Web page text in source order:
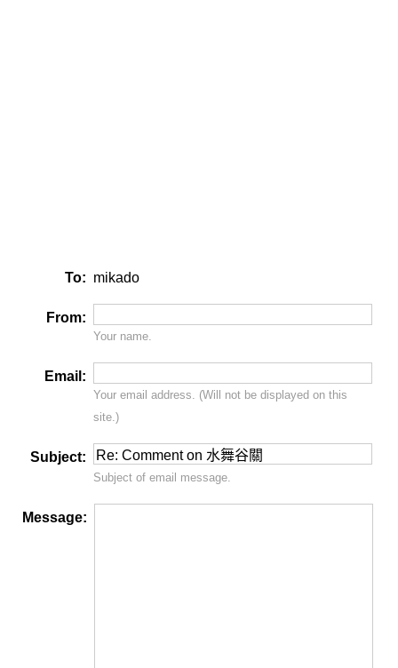
To: mikado
From:
Your name.
Email:
Your email address. (Will notbe displayed on this
site.)
Subject:
Subject of email message.
Message: